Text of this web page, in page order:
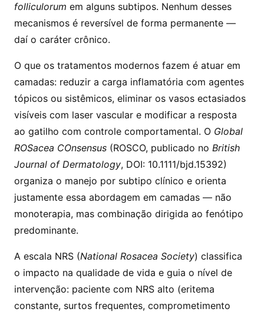
folliculorum em alguns subtipos. Nenhum desses
mecanismos é reversível de forma permanente —
daí o caráter crônico.
O que os tratamentos modernos fazem é atuar em
camadas: reduzir a carga inflamatória com agentes
tópicos ou sistêmicos, eliminar os vasos ectasiados
visíveis com laser vascular e modificar a resposta
ao gatilho com controle comportamental. O Global
ROSacea COnsensus (ROSCO, publicado no British
Journal of Dermatology, DOI: 10.1111/bjd.15392)
organiza o manejo por subtipo clínico e orienta
justamente essa abordagem em camadas — não
monoterapia, mas combinação dirigida ao fenótipo
predominante.
A escala NRS (National Rosacea Society) classifica
o impacto na qualidade de vida e guia o nível de
intervenção: paciente com NRS alto (eritema
constante, surtos frequentes, comprometimento